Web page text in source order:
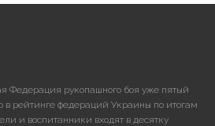
Федерация рукопашного боя уже пятый
в рейтинге федераций Украины по итогам
и воспитанники входят в десятку